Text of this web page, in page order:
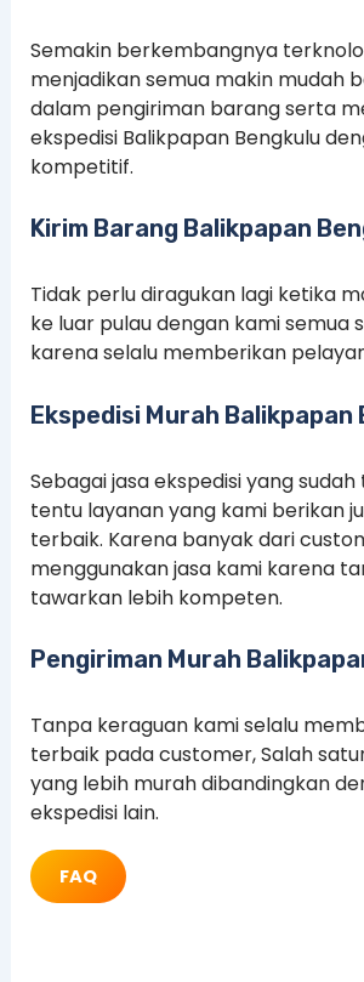
Semakin berkembangnya
menjadikan semua makin mudah
dalam pengiriman barang serta
ekspedisi Balikpapan Bengkulu
kompetitif.
Kirim Barang Balikpapan
Tidak perlu diragukan lagi ketika
ke luar pulau dengan kami semua
karena selalu memberikan
Ekspedisi Murah Balikpapan
Sebagai jasa ekspedisi yang
tentu layanan yang kami berikan
terbaik. Karena banyak dari
menggunakan jasa kami karena
tawarkan lebih kompeten.
Pengiriman Murah
Tanpa keraguan kami selalu
terbaik pada customer, Salah
yang lebih murah dibandingkan
ekspedisi lain.
FAQ